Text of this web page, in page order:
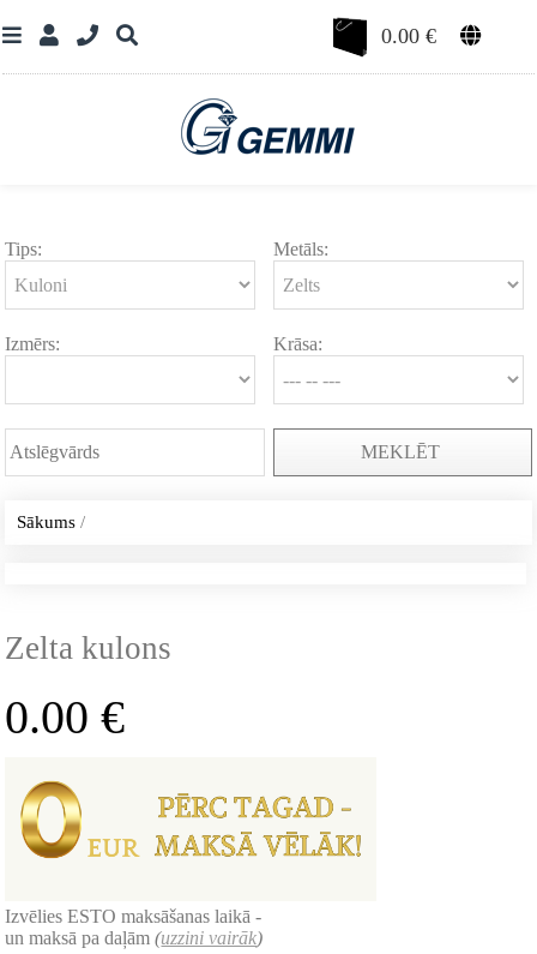
0.00€
Tips: Metāls:
Izmērs: Krāsa:
MEKLĒT
Sākums /
Zelta kulons
0.00€
Izvēlies ESTO maksāšanas laikā -
un maksā pa daļām(uzzini vairāk)